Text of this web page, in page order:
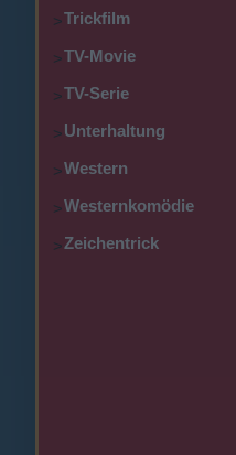
>Trickfilm
>TV-Movie
>TV-Serie
>Unterhaltung
>Western
>Westernkomödie
>Zeichentrick